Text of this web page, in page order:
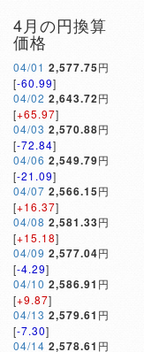
4月の円換算
価格
04/01 2,577.75円
[-60.99]
04/02 2,643.72円
[+65.97]
04/03 2,570.88円
[-72.84]
04/06 2,549.79円
[-21.09]
04/07 2,566.15円
[+16.37]
04/08 2,581.33円
[+15.18]
04/09 2,577.04円
[-4.29]
04/10 2,586.91 円
[+9.87]
04/13 2,579.61 円
[-7.30]
04/14 2,578.61 円